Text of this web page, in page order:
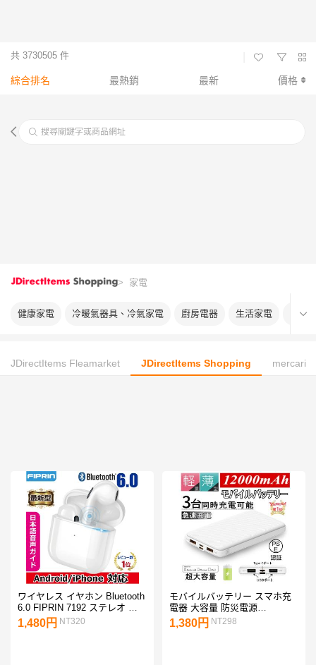
搜尋關鍵字或商品網址
> 家電
健康家電 冷暖氣器具、冷氣家電 廚房電器 生活家電 美容
JDirectItems Fleamarket JDirectItems Shopping mercari
共 3730505 件
綜合排名 最熱銷 最新 價格
ワイヤレス イヤホン Bluetooth
6.0 FIPRIN 7192 ステレオ 最
新版 iPhone 17 16 15 14 13 8 x
Plus 12 Android ヘッドホン オ
1,480円 NT320
モバイルバッテリー スマホ充
電器 大容量 防災電源
12000mAh 小型 急速充電器
PSE認証済 3台同時充電
1,380円 NT298